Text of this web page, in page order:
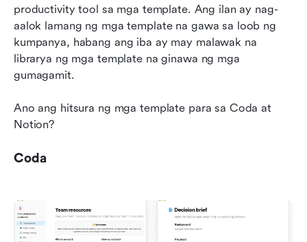
productivity tool sa mga template. Ang ilan ay nag-
aalok lamang ng mga template na gawa sa loob ng
kumpanya, habang ang iba ay may malawak na
librarya ng mga template na ginawa ng mga
gumagamit.
Ano ang hitsura ng mga template para sa Coda at
Notion?
Coda